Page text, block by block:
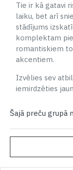
Tie ir kā gatavi
laiku, bet arī
stādījums
komplektam
romantiskiem
akcentiem.
Izvēlies sev
iemirdzēties
Šajā preču grupā